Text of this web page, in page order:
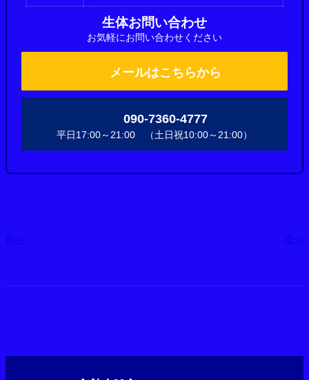
生体お問い合わせ
お気軽にお問い合わせください
メールはこちらから
090-7360-4777
平日17:00～21:00 （土日祝10:00～21:00）
前へ 次へ